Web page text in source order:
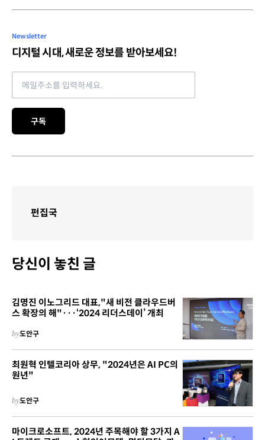
Newsletter
디지털 시대, 새로운 정보를 받아보세요!
Email address
구독
펀집국
당신이 놓친 글
김명진 이노그리드 대표,"새 비전 클라우드버
스 확장의 해"···‘2024 리더스데이’ 개최
by도안구
최원혁 인텔코리아 상무, "2024년은 AI PC의
원년"
by도안구
마이크로소프트, 2024년 주목해야 할 3가지 A